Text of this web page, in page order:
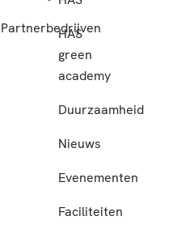
Partnerbedrijven
HAS
green
academy
Duurzaamheid
Nieuws
Evenementen
Faciliteiten